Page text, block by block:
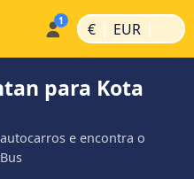
€ | EUR |
para Kota
e encontra o